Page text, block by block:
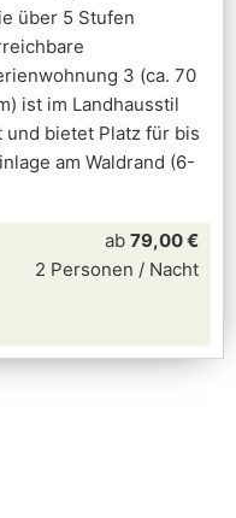
über 5 Stufen
3 (ca. 70
ist im Landhausstil
bietet Platz für bis
am Waldrand (6-
ab 79,00 €
2 Personen / Nacht